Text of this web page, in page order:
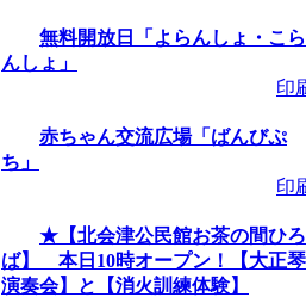
無料開放日「よらんしょ・こら
んしょ」
印
赤ちゃん交流広場「ばんびぷ
ち」
印
★【北会津公民館お茶の間ひろ
ば】 本日10時オープン！【大正琴
演奏会】と【消火訓練体験】